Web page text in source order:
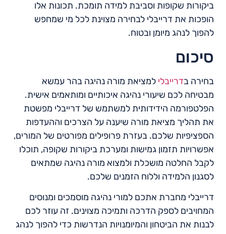
ביקורות שקופות וסביבת למידה תומכת. תכונות אלו
הופכות את דרייבלי לבחירה מצוינת לכל מי שמחפש
להפוך לנהג מיומן ובטוח.
סיכום
בחירה בדרייבלי למציאת מורה נהיגה בהר עמשא
מבטיחה לכם שיעורי נהיגה איכותיים ומותאמים אישית.
הפלטפורמה הידידותית למשתמש של דרייבלי מפשטת
את תהליך מציאת מורה שיענה על הצרכים וההעדפות
הספציפיות שלכם. בעזרת פרופילים מפורטים של המורים,
אפשרויות תזמון גמישות ומערכת ביקורות שקופה, תוכלו
לקבל החלטה מושכלת ולמצוא מורה נהיגה שמתאים
לסגנון הלמידה וללוח הזמנים שלכם.
דרייבלי מחברת אתכם למורי נהיגה מוסמכים ומנוסים
המחויבים לספק הדרכה ותמיכה מצוינים. זה עוזר לכם
לבנות את הביטחון והמיומנויות הנדרשות כדי להפוך לנהג